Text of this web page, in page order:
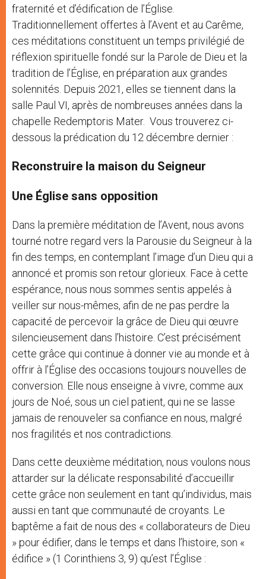
fraternité et d’édification de l’Église.
Traditionnellement offertes à l’Avent et au Carême,
ces méditations constituent un temps privilégié de
réflexion spirituelle fondé sur la Parole de Dieu et la
tradition de l’Église, en préparation aux grandes
solennités. Depuis 2021, elles se tiennent dans la
salle Paul VI, après de nombreuses années dans la
chapelle Redemptoris Mater. Vous trouverez ci-
dessous la prédication du 12 décembre dernier :
Reconstruire la maison du Seigneur
Une Église sans opposition
Dans la première méditation de l’Avent, nous avons
tourné notre regard vers la Parousie du Seigneur à la
fin des temps, en contemplant l’image d’un Dieu qui a
annoncé et promis son retour glorieux. Face à cette
espérance, nous nous sommes sentis appelés à
veiller sur nous-mêmes, afin de ne pas perdre la
capacité de percevoir la grâce de Dieu qui œuvre
silencieusement dans l’histoire. C’est précisément
cette grâce qui continue à donner vie au monde et à
offrir à l’Église des occasions toujours nouvelles de
conversion. Elle nous enseigne à vivre, comme aux
jours de Noé, sous un ciel patient, qui ne se lasse
jamais de renouveler sa confiance en nous, malgré
nos fragilités et nos contradictions.
Dans cette deuxième méditation, nous voulons nous
attarder sur la délicate responsabilité d’accueillir
cette grâce non seulement en tant qu’individus, mais
aussi en tant que communauté de croyants. Le
baptême a fait de nous des « collaborateurs de Dieu
» pour édifier, dans le temps et dans l’histoire, son «
édifice » (1 Corinthiens 3, 9) qu’est l’Église :